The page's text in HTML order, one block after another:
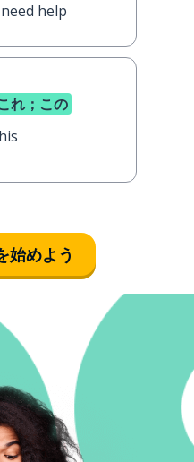
help
れ；この
始めよう